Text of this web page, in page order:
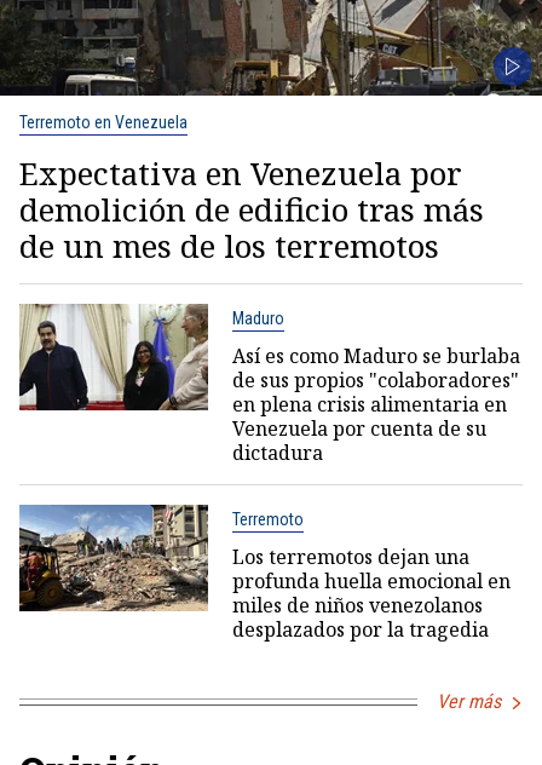
Terremoto en Venezuela
Expectativa en Venezuela por
demolición de edificio tras más
de un mes de los terremotos
Maduro
Así es como Maduro se burlaba
de sus propios "colaboradores"
en plena crisis alimentaria en
Venezuela por cuenta de su
dictadura
Terremoto
Los terremotos dejan una
profunda huella emocional en
miles de niños venezolanos
desplazados por la tragedia
Ver más